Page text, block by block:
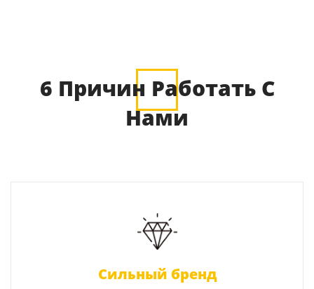
6 Причин Работать С
Нами
Сильный бренд